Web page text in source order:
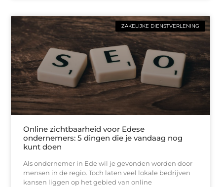
ZAKELIJKE DIENSTVERLENING
Online zichtbaarheid voor Edese
ondernemers: 5 dingen die je vandaag nog
kunt doen
Als ondernemer in Ede wil je gevonden worden door
mensen in de regio. Toch laten veel lokale bedrijven
kansen liggen op het gebied van online